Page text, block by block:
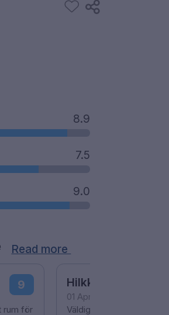
8.9
7.5
9.0
Read more
9
rum för
Hilkka
01 April 2024
Väldigt alert personal i